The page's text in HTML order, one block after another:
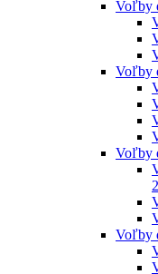
Voľby
Voľby
Voľby
Voľby